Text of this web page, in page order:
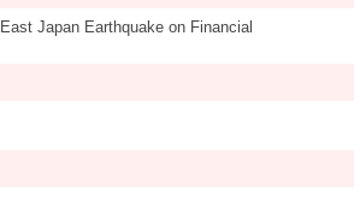
Japan Earthquake on Financial